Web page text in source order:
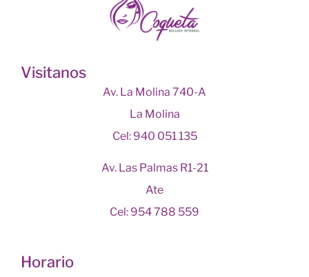
Visitanos
Av. La Molina 740-A
La Molina
Cel: 940 051 135
Av. Las Palmas R1-21
Ate
Cel: 954 788 559
Horario